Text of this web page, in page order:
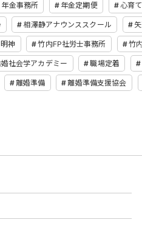
年金事務所 年金定期便 心育て
相澤静アナウンススクール
神 竹内FP社労士事務所 竹
社会学アカデミー 職場定着
離婚準備 離婚準備支援協会